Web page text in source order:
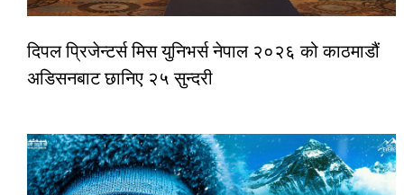
दिपल प्रिजेन्टर्स मिस युनिभर्स नेपाल २०२६ को काठमाडौं
अडिसनबाट छानिए २५ सुन्दरी